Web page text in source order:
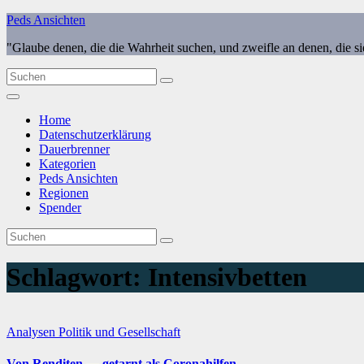
Zum
springen
Peds Ansichten
"Glaube denen, die die Wahrheit suchen, und zweifle an denen, die
Home
Datenschutzerklärung
Dauerbrenner
Kategorien
Peds Ansichten
Regionen
Spender
Schlagwort: Intensivbetten
Analysen Politik und Gesellschaft